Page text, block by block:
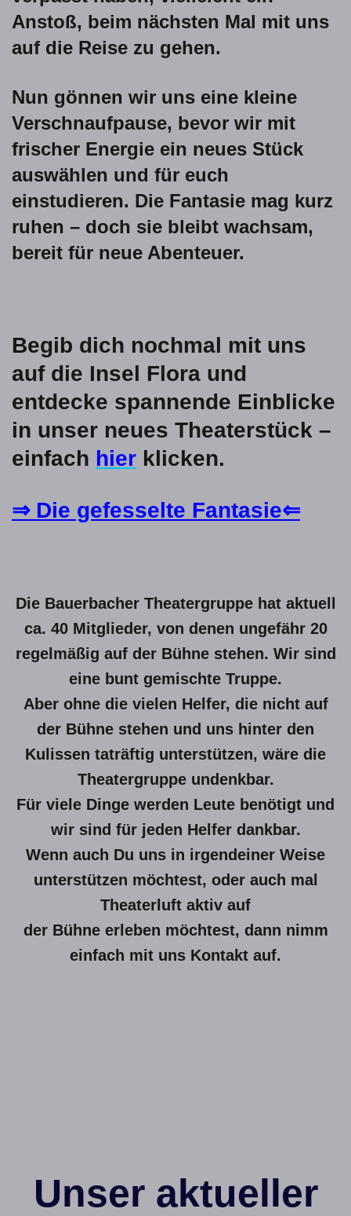
Anstoß, beim nächsten Mal mit uns
auf die Reise zu gehen.
Nun gönnen wir uns eine kleine
Verschnaufpause, bevor wir mit
frischer Energie ein neues Stück
auswählen und für euch
einstudieren. Die Fantasie mag kurz
ruhen – doch sie bleibt wachsam,
bereit für neue Abenteuer.
Begib dich nochmal mit uns
auf die Insel Flora und
entdecke spannende Einblicke
in unser neues Theaterstück –
einfach hier klicken.
⇒ Die gefesselte Fantasie⇐
Die Bauerbacher Theatergruppe hat aktuell
ca. 40 Mitglieder, von denen ungefähr 20
regelmäßig auf der Bühne stehen. Wir sind
eine bunt gemischte Truppe.
Aber ohne die vielen Helfer, die nicht auf
der Bühne stehen und uns hinter den
Kulissen taträftig unterstützen, wäre die
Theatergruppe undenkbar.
Für viele Dinge werden Leute benötigt und
wir sind für jeden Helfer dankbar.
Wenn auch Du uns in irgendeiner Weise
unterstützen möchtest, oder auch mal
Theaterluft aktiv auf
der Bühne erleben möchtest, dann nimm
einfach mit uns Kontakt auf.
Unser aktueller